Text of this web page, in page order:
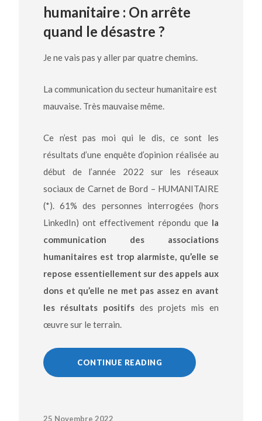
humanitaire : On arrête
quand le désastre ?
Je ne vais pas y aller par quatre chemins.
La communication du secteur humanitaire est
mauvaise. Très mauvaise même.
Ce n’est pas moi qui le dis, ce sont les
résultats d’une enquête d’opinion réalisée au
début de l’année 2022 sur les réseaux
sociaux de Carnet de Bord – HUMANITAIRE
(*). 61% des personnes interrogées (hors
LinkedIn) ont effectivement répondu que la
communication des associations
humanitaires est trop alarmiste, qu’elle se
repose essentiellement sur des appels aux
dons et qu’elle ne met pas assez en avant
les résultats positifsdes projets mis en
œuvre sur le terrain.
CONTINUE READING
25 Novembre 2022